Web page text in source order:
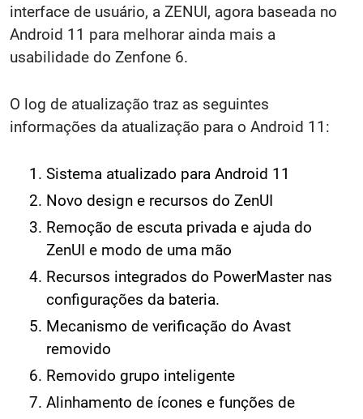
interface de usuário, a ZENUI, agora baseada no
Android 11 para melhorar ainda mais a
usabilidade do Zenfone 6.
O log de atualização traz as seguintes
informações da atualização para o Android 11:
Sistema atualizado para Android 11
Novo design e recursos do ZenUI
Remoção de escuta privada e ajuda do
ZenUI e modo de uma mão
Recursos integrados do PowerMaster nas
configurações da bateria.
Mecanismo de verificação do Avast
removido
Removido grupo inteligente
Alinhamento de ícones e funções de